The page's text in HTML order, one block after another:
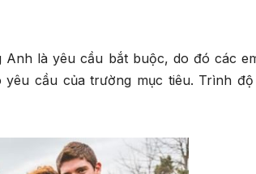
Anh là yêu cầu bắt buộc, do đó các
cầu của trường mục tiêu. Trình độ